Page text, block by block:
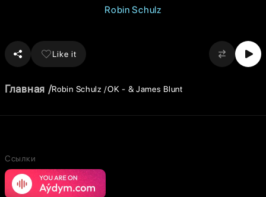
Robin Schulz
Like it
Главная Robin Schulz OK - & James Blunt
Ссылки